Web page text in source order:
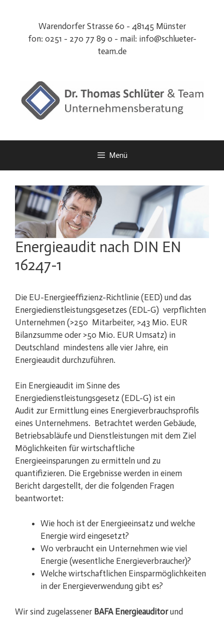
Warendorfer Strasse 60 - 48145 Münster
fon: 0251 - 270 77 89 0 - mail: info@schlueter-
team.de
Menü
Energieaudit nach DIN EN
16247-1
Die EU-Energieeffizienz-Richtlinie (EED) und das
Energiedienstleistungsgesetzes (EDL-G) verpflichten
Unternehmen (>250 Mitarbeiter, >43 Mio. EUR
Bilanzsumme oder >50 Mio. EUR Umsatz) in
Deutschland mindestens alle vier Jahre, ein
Energieaudit durchzuführen.
Ein Energieaudit im Sinne des
Energiedienstleistungsgesetz (EDL-G) ist ein
Audit zur Ermittlung eines Energieverbrauchsprofils
eines Unternehmens. Betrachtet werden Gebäude,
Betriebsabläufe und Dienstleistungen mit dem Ziel
Möglichkeiten für wirtschaftliche
Energieeinsparungen zu ermitteln und zu
quantifizieren. Die Ergebnisse werden in einem
Bericht dargestellt, der die folgenden Fragen
beantwortet:
Wie hoch ist der Energieeinsatz und welche
Energie wird eingesetzt?
Wo verbraucht ein Unternehmen wie viel
Energie (wesentliche Energieverbraucher)?
Welche wirtschaftlichen Einsparmöglichkeiten
in der Energieverwendung gibt es?
Wir sind zugelassener BAFA Energieauditorund